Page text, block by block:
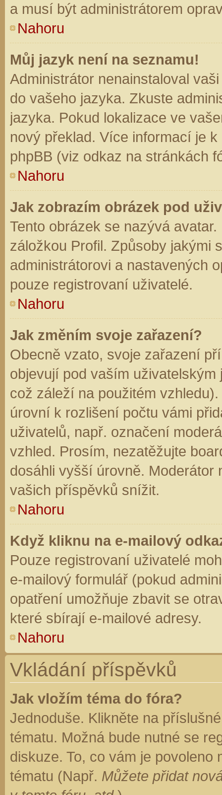
a musí být administrátorem
Nahoru
Můj jazyk není na seznamu!
Administrátor nenainstaloval
do vašeho jazyka. Zkuste
jazyka. Pokud lokalizace ve
nový překlad. Více informací je
phpBB (viz odkaz na stránkách
Nahoru
Jak zobrazím obrázek pod
Tento obrázek se nazývá
záložkou Profil. Způsoby jakými
administrátorovi a nastavených
pouze registrovaní uživatelé.
Nahoru
Jak změním svoje zařazení?
Obecně vzato, svoje zařazení
objevují pod vaším
což záleží na použitém
úrovní k rozlišení počtu vámi
uživatelů, např. označení
vzhled. Prosím, nezatěžujte
dosáhli vyšší úrovně. Moderátor
vašich příspěvků snížit.
Nahoru
Když kliknu na e-mailový
Pouze registrovaní uživatelé
e-mailový formulář (pokud
opatření umožňuje zbavit se
které sbírají e-mailové adresy.
Nahoru
Vkládání příspěvků
Jak vložím téma do fóra?
Jednoduše. Klikněte na
tématu. Možná bude nutné se
diskuze. To, co vám je
tématu (Např. Můžete přidat